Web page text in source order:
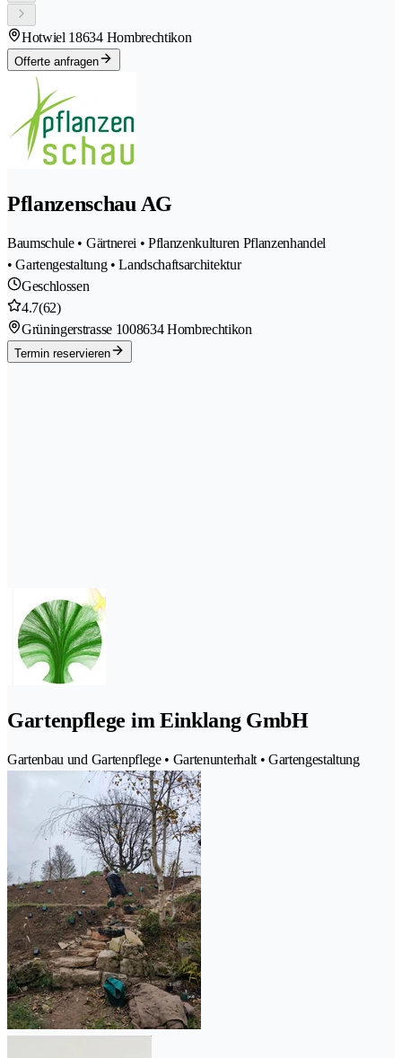
Hotwiel 18634 Hombrechtikon
Offerte anfragen
Pflanzenschau AG
Baumschule • Gärtnerei • Pflanzenkulturen Pflanzenhandel
• Gartengestaltung • Landschaftsarchitektur
Geschlossen
4.7(62)
Grüningerstrasse 1008634 Hombrechtikon
Termin reservieren
Gartenpflege im Einklang GmbH
Gartenbau und Gartenpflege • Gartenunterhalt • Gartengestaltung